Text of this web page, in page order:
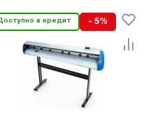
в кредит - 5%